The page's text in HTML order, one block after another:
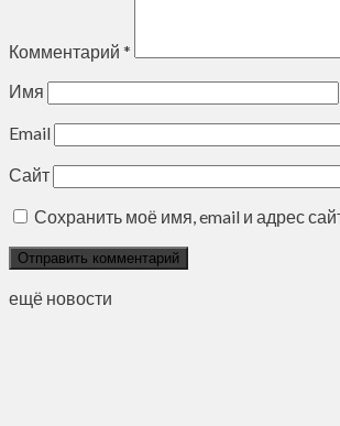
Комментарий *
Имя
Email
Сайт
Сохранить моё имя, email и адрес
ещё новости